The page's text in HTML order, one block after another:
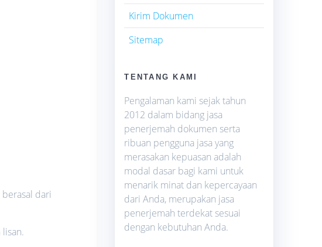
dari
Kirim Dokumen
Sitemap
TENTANG KAMI
Pengalaman kami sejak tahun
2012 dalam bidang jasa
penerjemah dokumen serta
ribuan pengguna jasa yang
merasakan kepuasan adalah
modal dasar bagi kami untuk
menarik minat dan kepercayaan
dari Anda, merupakan jasa
penerjemah terdekat sesuai
dengan kebutuhan Anda.